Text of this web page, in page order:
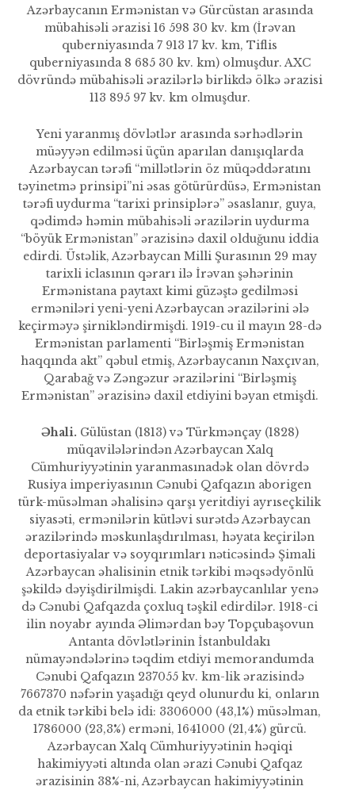
Azərbaycanın Ermənistan və Gürcüstan arasında
mübahisəli ərazisi 16 598 30 kv. km (İrəvan
quberniyasında 7 913 17 kv. km, Tiflis
quberniyasında 8 685 30 kv. km) olmuşdur. AXC
dövründə mübahisəli ərazilərlə birlikdə ölkə ərazisi
113 895 97 kv. km olmuş­dur.
Yeni yaranmış dövlətlər arasında sərhədlərin
müəyyən edilməsi üçün aparılan da­nışıqlarda
Azərbaycan tərəfi “millətlərin öz müqəddəratını
təyinetmə prinsipi”ni əsas götürürdüsə, Ermənistan
tərəfi uydurma “tarixi prinsiplərə” əsaslanır, guya,
qədimdə həmin mübahisəli ərazilərin uydurma
“böyük Ermənistan” ərazisinə daxil olduğunu iddia
edirdi. Üstəlik, Azərbaycan Milli Şurasının 29 may
tarixli iclasının qərarı ilə İrəvan şəhərinin
Ermənistana paytaxt kimi güzəştə gedilməsi
erməniləri yeni-yeni Azərbaycan ərazilərini ələ
keçirməyə şirnikləndirmişdi. 1919-cu il mayın 28-də
Ermənistan parlamenti “Birləşmiş Ermənistan
haqqında akt” qəbul etmiş, Azərbaycanın Naxçıvan,
Qarabağ və Zəngəzur ərazilərini “Birləşmiş
Ermənistan” ərazisinə daxil etdiyini bəyan etmişdi.
Əhali. Gülüstan (1813) və Türkmənçay (1828)
müqavilələrindən Azərbaycan Xalq
Cümhuriyyətinin yaranmasınadək olan dövrdə
Rusiya imperiyasının Cənubi Qafqazın aborigen
türk-müsəlman əhalisinə qarşı yeritdiyi ayrıseçkilik
siyasəti, ermənilərin kütləvi surətdə Azərbaycan
ərazilərində məskunlaşdırılması, həyata keçirilən
deportasiya­lar və soyqırımları nəticəsində Şimali
Azərbaycan əhalisinin etnik tərkibi məqsədyönlü
şəkildə dəyişdirilmişdi. Lakin azərbaycanlılar yenə
də Cənubi Qafqazda çoxluq təşkil edirdilər. 1918-ci
ilin noyabr ayında Əlimərdan bəy Topçubaşovun
Antanta dövlətlərinin İstanbul­dakı
nümayəndələrinə təqdim etdiyi memorandumda
Cənubi Qafqazın 237055 kv. km-lik ərazisində
7667370 nəfərin ya­şadığı qeyd olunurdu ki, onların
da etnik tərkibi belə idi: 3306000 (43,1%) müsəlman,
1786000 (23,3%) erməni, 1641000 (21,4%) gürcü.
Azərbaycan Xalq Cümhuriyyətinin həqiqi
hakimiyyəti altında olan ərazi Cənubi Qafqaz
ərazisinin 38%-ni, Azərbaycan hakimiyyətinin